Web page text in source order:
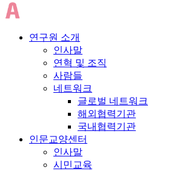
연구원 소개
인사말
연혁 및 조직
사람들
네트워크
글로벌 네트워크
해외협력기관
국내협력기관
인문교양센터
인사말
시민교육